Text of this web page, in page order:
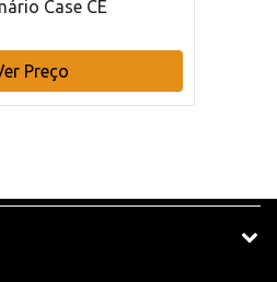
Case CE
Preço